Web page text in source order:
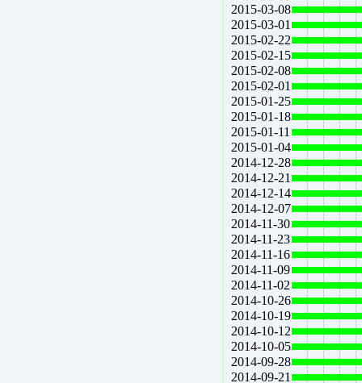
2015-03-08
2015-03-01
2015-02-22
2015-02-15
2015-02-08
2015-02-01
2015-01-25
2015-01-18
2015-01-11
2015-01-04
2014-12-28
2014-12-21
2014-12-14
2014-12-07
2014-11-30
2014-11-23
2014-11-16
2014-11-09
2014-11-02
2014-10-26
2014-10-19
2014-10-12
2014-10-05
2014-09-28
2014-09-21